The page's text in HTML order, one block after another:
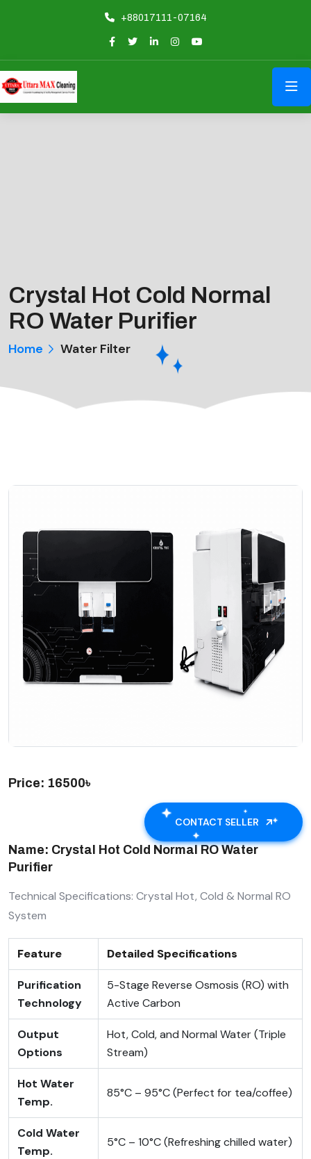
+88017111-07164
Crystal Hot Cold Normal
RO Water Purifier
Home Water Filter
Price: 16500৳
CONTACT SELLER
Name: Crystal Hot Cold Normal RO Water
Purifier
Technical Specifications: Crystal Hot, Cold & Normal RO
System
Feature Detailed Specifications
Purification
Technology
5-Stage Reverse Osmosis (RO) with
Active Carbon
Output
Options
Hot, Cold, and Normal Water (Triple
Stream)
Hot Water
Temp.
85°C – 95°C (Perfect for tea/coffee)
Cold Water
Temp.
5°C – 10°C (Refreshing chilled water)